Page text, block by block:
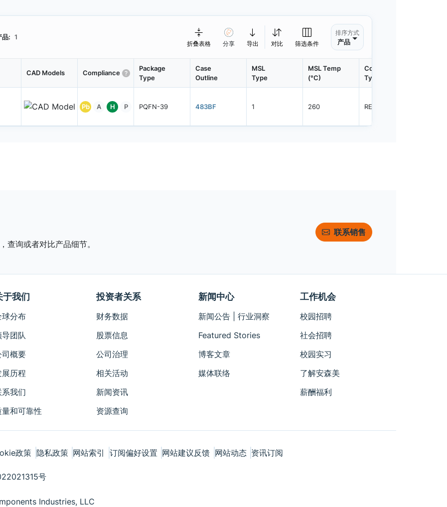
品: 1
折叠表格 分享 导出 对比 筛选条件
排序方式
产品
CAD Models Compliance
Package
Type
Case
Outline
MSL
Type
MSL Temp
(°C)
Container
Type
Pb A H P PQFN-39 483BF 1 260 REEL
查询或者对比产品细节。
联系销售
于我们
球分布
导团队
司概要
展历程
系我们
量和可靠性
投资者关系
财务数据
股票信息
公司治理
相关活动
新闻资讯
资源查询
新闻中心
新闻公告 | 行业洞察
Featured Stories
博客文章
媒体联络
工作机会
校园招聘
社会招聘
校园实习
了解安森美
薪酬福利
政策 隐私政策 网站索引 订阅偏好设置 网站建议反馈 网站动态 资讯订阅
号
Industries, LLC